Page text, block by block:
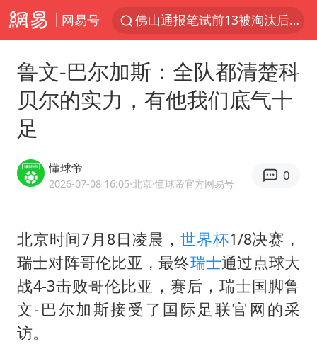
网易号
佛山通报笔试前13被淘汰后5名进体检
泰国枪击案凶手先杀祖父母后行凶
台风“白海豚”体型变大！环流面积接近13个浙江那么大
国防部回应日本试射“战斧”导弹
四川宜宾市高县发生4.9级地震
江苏发布台风蓝色预警
“立秋的第一杯奶茶”又爆单了
中国仓储指数连续两月运行在扩张区间
鲁文-巴尔加斯：全队都清楚科
贝尔的实力，有他我们底气十
足
懂球帝
2026-07-08 16:05·北京·懂球帝官方网易号
0
北京时间7月8日凌晨，世界杯1/8决赛，
瑞士对阵哥伦比亚，最终瑞士通过点球大
战4-3击败哥伦比亚，赛后，瑞士国脚鲁
文-巴尔加斯接受了国际足联官网的采
访。